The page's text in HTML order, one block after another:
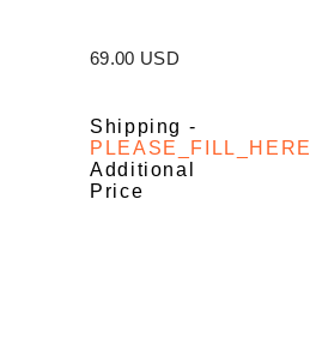
69.00 USD
Shipping -
PLEASE_FILL_HERE
Additional
Price